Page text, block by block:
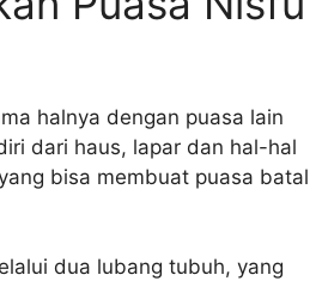
halnya dengan puasa lain
dari haus, lapar dan hal-hal
bisa membuat puasa batal
dua lubang tubuh, yang